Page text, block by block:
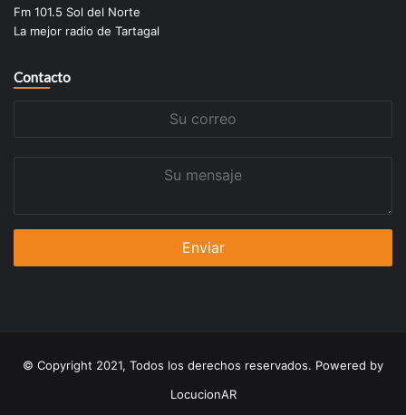
Fm 101.5 Sol del Norte
La mejor radio de Tartagal
Contacto
© Copyright 2021, Todos los derechos reservados. Powered by
LocucionAR